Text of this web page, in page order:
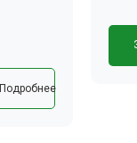
Подробнее